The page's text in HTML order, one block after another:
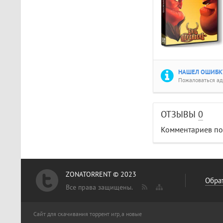
НАШЕЛ
Пожаловаться
ОТЗЫВЫ 0
Комментариев
ZONATORRENT © 2023
Все права защищены.
Сайт для скачивания торрент игр, а новые